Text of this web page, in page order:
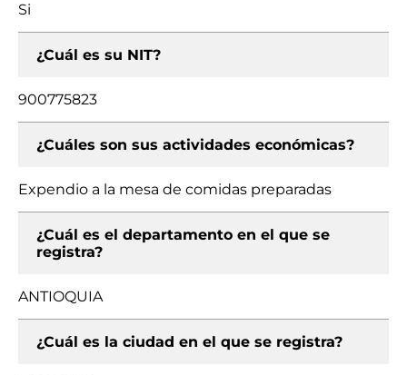
Si
¿Cuál es su NIT?
900775823
¿Cuáles son sus actividades económicas?
Expendio a la mesa de comidas preparadas
¿Cuál es el departamento en el que se
registra?
ANTIOQUIA
¿Cuál es la ciudad en el que se registra?